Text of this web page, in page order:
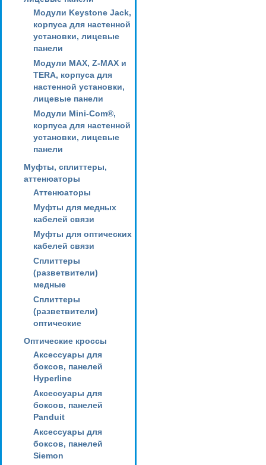
Модули Keystone Jack,
корпуса для настенной
установки, лицевые
панели
Модули MAX, Z-MAX и
TERA, корпуса для
настенной установки,
лицевые панели
Модули Mini-Com®,
корпуса для настенной
установки, лицевые
панели
Муфты, сплиттеры,
аттенюаторы
Аттенюаторы
Муфты для медных
кабелей связи
Муфты для оптических
кабелей связи
Сплиттеры
(разветвители)
медные
Сплиттеры
(разветвители)
оптические
Оптические кроссы
Аксессуары для
боксов, панелей
Hyperline
Аксессуары для
боксов, панелей
Panduit
Аксессуары для
боксов, панелей
Siemon